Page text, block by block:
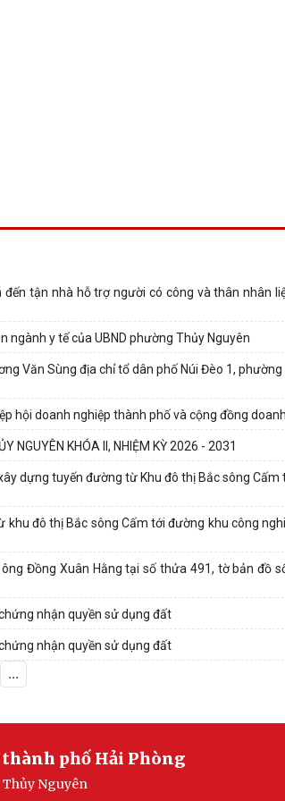
tận nhà hỗ trợ người có công và thân nhân
ngành y tế của UBND phường Thủy Nguyên
Văn Sùng địa chỉ tổ dân phố Núi Đèo 1,
hội doanh nghiệp thành phố và cộng đồng
NGUYÊN KHÓA II, NHIỆM KỲ 2026 - 2031
dựng tuyến đường từ Khu đô thị Bắc sông Cấm
đô thị Bắc sông Cấm tới đường khu công
Đồng Xuân Hằng tại số thửa 491, tờ bản đồ
nhận quyền sử dụng đất
nhận quyền sử dụng đất
...
phố Hải Phòng
Thủy Nguyên